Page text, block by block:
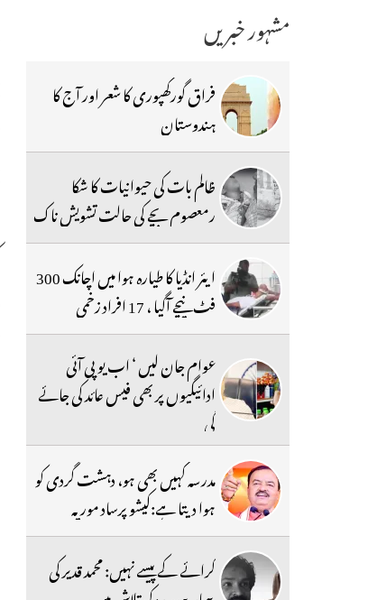
مشہور خبریں
فراق گورکھپوری کا شعر اور آج کا
ہندوستان
ظالم بات کی حیوانیات کا شکا
رمعصوم بچے کی حالت تشویش ناک
ایئر انڈیا کا طیارہ ہوا میں اچانک 300
فٹ نیچے آگیا ، 17 افراد زخمی
عوام جان لیں ‘ اب یو پی آئی
ادائیگیوں پر بھی فیس عائد کی جائے
گی
مدرسہ کہیں بھی ہو، دہشت گردی کو
ہوا دیتا ہے:کیشو پرساد موریہ
کرائے کے پیسے نہیں: محمد قدیر کی